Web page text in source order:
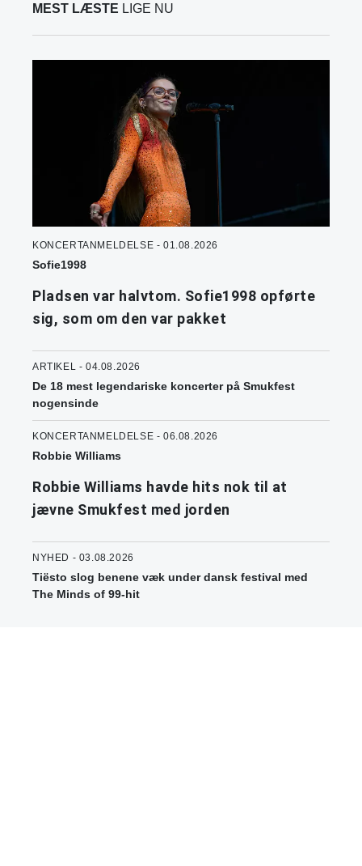
MEST LÆSTE LIGE NU
KONCERTANMELDELSE - 01.08.2026
Sofie1998
Pladsen var halvtom. Sofie1998 opførte
sig, som om den var pakket
ARTIKEL - 04.08.2026
De 18 mest legendariske koncerter på Smukfest
nogensinde
KONCERTANMELDELSE - 06.08.2026
Robbie Williams
Robbie Williams havde hits nok til at
jævne Smukfest med jorden
NYHED - 03.08.2026
Tiësto slog benene væk under dansk festival med
The Minds of 99-hit